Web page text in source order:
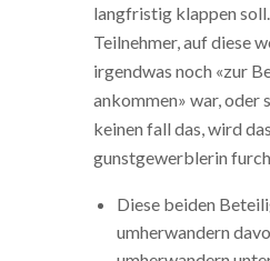
langfristig klappen
Teilnehmer, auf diese
irgendwas noch «zur
ankommen» war, oder
keinen fall das, wird
gunstgewerblerin
Diese beiden
umherwandern